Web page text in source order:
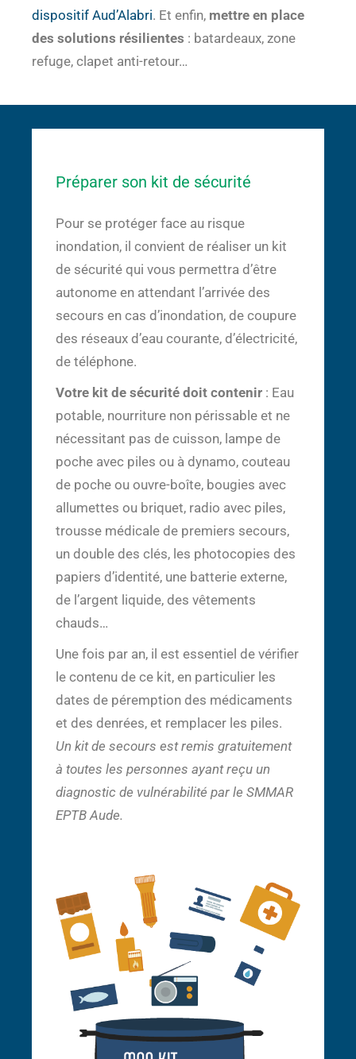
dispositif Aud’Alabri. Et enfin, mettre en place
des solutions résilientes : batardeaux, zone
refuge, clapet anti-retour…
Préparer son kit de sécurité
Pour se protéger face au risque
inondation, il convient de réaliser un kit
de sécurité qui vous permettra d’être
autonome en attendant l’arrivée des
secours en cas d’inondation, de coupure
des réseaux d’eau courante, d’électricité,
de téléphone.
Votre kit de sécurité doit contenir : Eau
potable, nourriture non périssable et ne
nécessitant pas de cuisson, lampe de
poche avec piles ou à dynamo, couteau
de poche ou ouvre-boîte, bougies avec
allumettes ou briquet, radio avec piles,
trousse médicale de premiers secours,
un double des clés, les photocopies des
papiers d’identité, une batterie externe,
de l’argent liquide, des vêtements
chauds…
Une fois par an, il est essentiel de vérifier
le contenu de ce kit, en particulier les
dates de péremption des médicaments
et des denrées, et remplacer les piles.
Un kit de secours est remis gratuitement
à toutes les personnes ayant reçu un
diagnostic de vulnérabilité par le SMMAR
EPTB Aude.